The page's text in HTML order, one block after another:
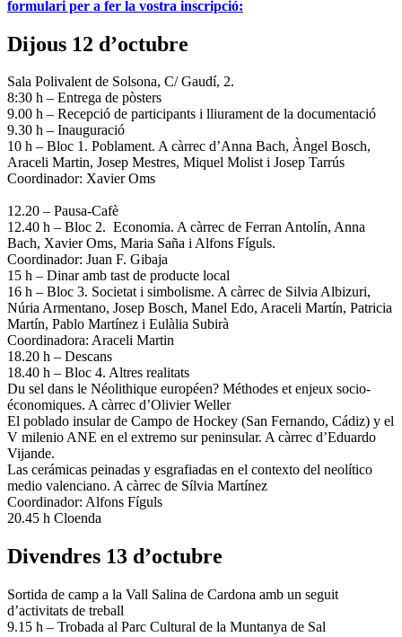
formulari per a fer la vostra inscripció:
Dijous 12 d’octubre
Sala Polivalent de Solsona, C/ Gaudí, 2.
8:30 h – Entrega de pòsters
9.00 h – Recepció de participants i lliurament de la documentació
9.30 h – Inauguració
10 h – Bloc 1. Poblament. A càrrec d’Anna Bach, Àngel Bosch,
Araceli Martin, Josep Mestres, Miquel Molist i Josep Tarrús
Coordinador: Xavier Oms
12.20 – Pausa-Cafè
12.40 h – Bloc 2. Economia. A càrrec de Ferran Antolín, Anna
Bach, Xavier Oms, Maria Saña i Alfons Fíguls.
Coordinador: Juan F. Gibaja
15 h – Dinar amb tast de producte local
16 h – Bloc 3. Societat i simbolisme. A càrrec de Silvia Albizuri,
Núria Armentano, Josep Bosch, Manel Edo, Araceli Martín, Patricia
Martín, Pablo Martínez i Eulàlia Subirà
Coordinadora: Araceli Martin
18.20 h – Descans
18.40 h – Bloc 4. Altres realitats
Du sel dans le Néolithique européen? Méthodes et enjeux socio-
économiques. A càrrec d’Olivier Weller
El poblado insular de Campo de Hockey (San Fernando, Cádiz) y el
V milenio ANE en el extremo sur peninsular. A càrrec d’Eduardo
Vijande.
Las cerámicas peinadas y esgrafiadas en el contexto del neolítico
medio valenciano. A càrrec de Sílvia Martínez
Coordinador: Alfons Fíguls
20.45 h Cloenda
Divendres 13 d’octubre
Sortida de camp a la Vall Salina de Cardona amb un seguit
d’activitats de treball
9.15 h – Trobada al Parc Cultural de la Muntanya de Sal